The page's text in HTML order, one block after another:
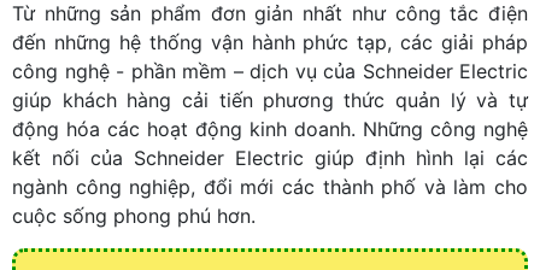
Từ những sản phẩm đơn giản nhất như công tắc điện
đến những hệ thống vận hành phức tạp, các giải pháp
công nghệ - phần mềm – dịch vụ của Schneider Electric
giúp khách hàng cải tiến phương thức quản lý và tự
động hóa các hoạt động kinh doanh. Những công nghệ
kết nối của Schneider Electric giúp định hình lại các
ngành công nghiệp, đổi mới các thành phố và làm cho
cuộc sống phong phú hơn.